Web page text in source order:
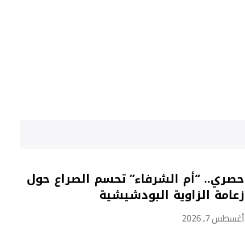
حصري.. “أم الشرفاء” تحسم الصراع حول
زعامة الزاوية البودشيشية
أغسطس 7, 2026